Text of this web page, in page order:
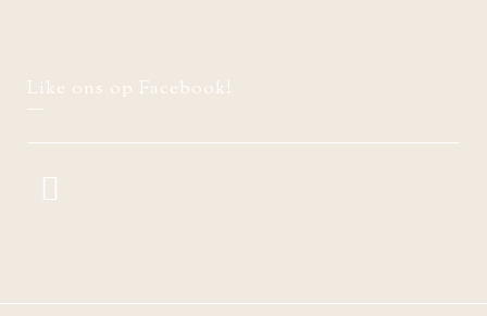
Like ons op Facebook!